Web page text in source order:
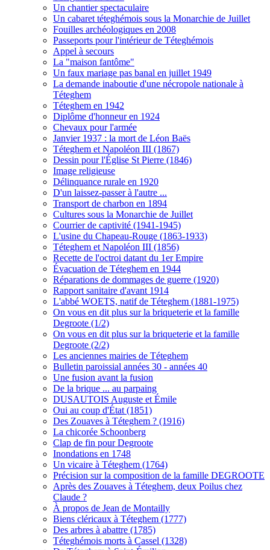
Un chantier spectaculaire
Un cabaret téteghémois sous la Monarchie de Juillet
Fouilles archéologiques en 2008
Passeports pour l'intérieur de Téteghémois
Appel à secours
La "maison fantôme"
Un faux mariage pas banal en juillet 1949
La demande inaboutie d'une nécropole nationale à
Téteghem
Téteghem en 1942
Diplôme d'honneur en 1924
Chevaux pour l'armée
Janvier 1937 : la mort de Léon Baës
Téteghem et Napoléon III (1867)
Dessin pour l'Église St Pierre (1846)
Image religieuse
Délinquance rurale en 1920
D'un laissez-passer à l'autre ...
Transport de charbon en 1894
Cultures sous la Monarchie de Juillet
Courrier de captivité (1941-1945)
L'usine du Chapeau-Rouge (1863-1933)
Téteghem et Napoléon III (1856)
Recette de l'octroi datant du 1er Empire
Évacuation de Téteghem en 1944
Réparations de dommages de guerre (1920)
Rapport sanitaire d'avant 1914
L'abbé WOETS, natif de Téteghem (1881-1975)
On vous en dit plus sur la briqueterie et la famille
Degroote (1/2)
On vous en dit plus sur la briqueterie et la famille
Degroote (2/2)
Les anciennes mairies de Téteghem
Bulletin paroissial années 30 - années 40
Une fusion avant la fusion
De la brique ... au parpaing
DUSAUTOIS Auguste et Émile
Oui au coup d'État (1851)
Des Zouaves à Téteghem ? (1916)
La chicorée Schoonberg
Clap de fin pour Degroote
Inondations en 1748
Un vicaire à Téteghem (1764)
Précision sur la composition de la famille DEGROOTE
Après des Zouaves à Téteghem, deux Poilus chez
Claude ?
À propos de Jean de Montailly
Biens cléricaux à Téteghem (1777)
Des arbres à abattre (1785)
Téteghémois morts à Cassel (1328)